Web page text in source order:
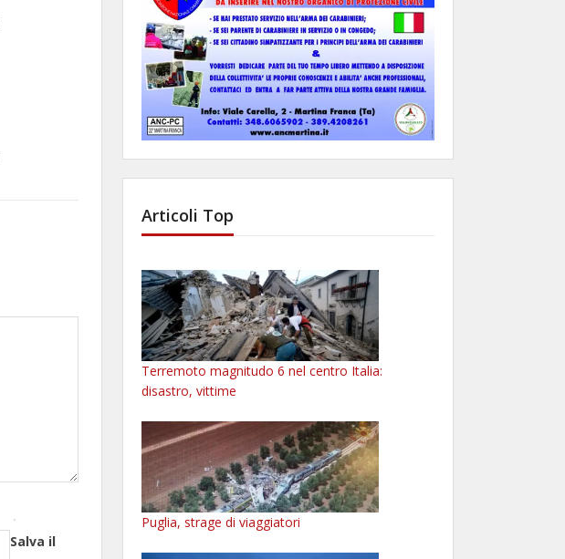
Salva il
Articoli Top
Terremoto magnitudo 6 nel centro Italia:
disastro, vittime
Puglia, strage di viaggiatori